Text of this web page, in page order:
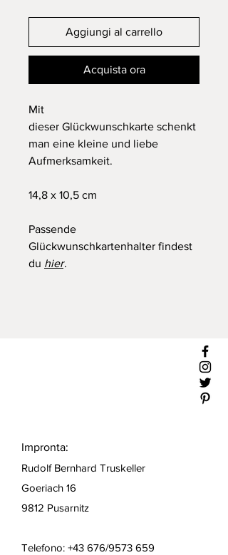
Aggiungi al carrello
Acquista ora
Mit
dieser Glückwunschkarte schenkt
man eine kleine und liebe
Aufmerksamkeit.
14,8 x 10,5 cm
Passende
Glückwunschkartenhalter findest
du hier.
Impronta:
Rudolf Bernhard Truskeller
Goeriach 16
9812 Pusarnitz
Telefono: +43 676/9573 659